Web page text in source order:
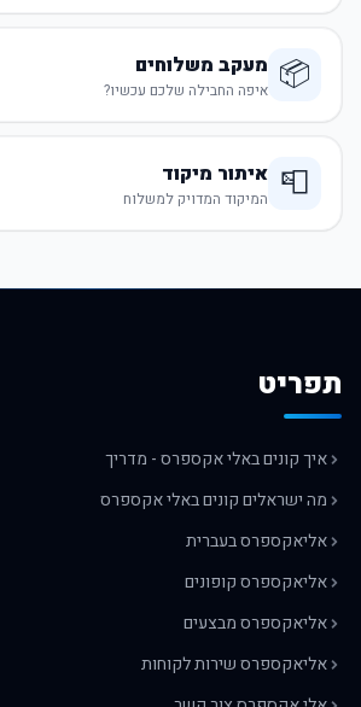
📦 מעקב משלוחים
איפה החבילה שלכם עכשיו?
📮 איתור מיקוד
המיקוד המדויק למשלוח
תפריט
איך קונים באלי אקספרס - מדריך
מה ישראלים קונים באלי אקספרס
אליאקספרס בעברית
אליאקספרס קופונים
אליאקספרס מבצעים
אליאקספרס שירות לקוחות